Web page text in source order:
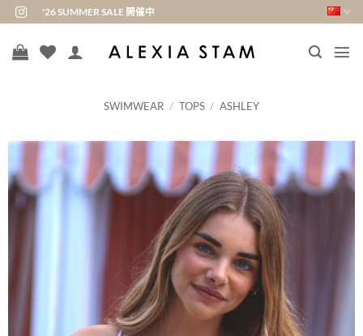
到
'26 SUMMER SALE 開催中
SWIMWEAR / TOPS / ASHLEY